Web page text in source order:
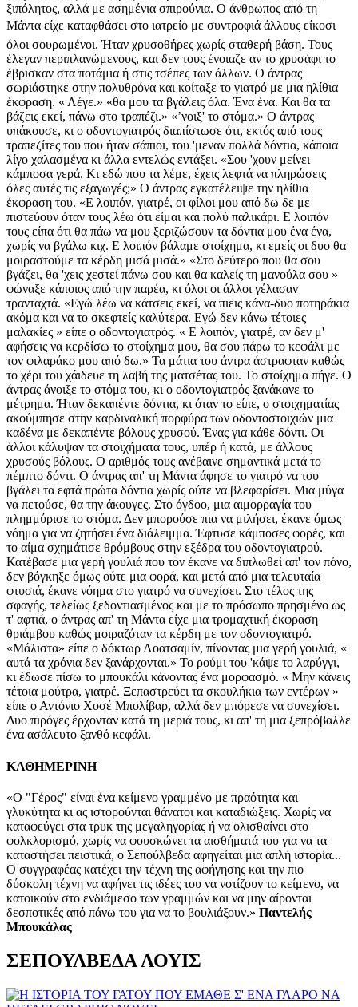
ΚΑΘΗΜΕΡΙΝΗ
«Ο "Γέρος" είναι ένα κείμενο γραμμένο με πραότητα και
γλυκύτητα κι ας ιστορούνται θάνατοι και καταδιώξεις. Χωρίς να
καταφεύγει στα τρυκ της μεγαληγορίας ή να ολισθαίνει στο
φολκλορισμό, χωρίς να φουσκώνει τα αισθήματά του για να τα
καταστήσει πειστικά, ο Σεπούλβεδα αφηγείται μια απλή ιστορία...
Ο συγγραφέας κατέχει την τέχνη της αφήγησης και την πιο
δύσκολη τέχνη να αφήνει τις ιδέες του να νοτίζουν το κείμενο, να
κατοικούν στο ενδιάμεσο των γραμμών και να μην αίρονται
δεσποτικές από πάνω του για να το βουλιάξουν.» Παντελής
Μπουκάλας
ΣΕΠΟΥΛΒΕΔΑ ΛΟΥΙΣ